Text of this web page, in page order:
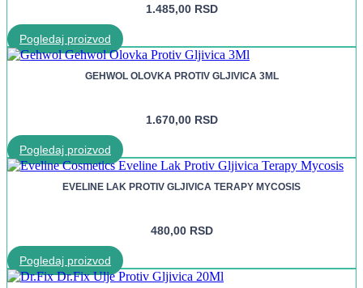
1.485,00 RSD
Pogledaj proizvod
GEHWOL OLOVKA PROTIV GLJIVICA 3ML
1.670,00 RSD
Pogledaj proizvod
EVELINE LAK PROTIV GLJIVICA TERAPY MYCOSIS
480,00 RSD
Pogledaj proizvod